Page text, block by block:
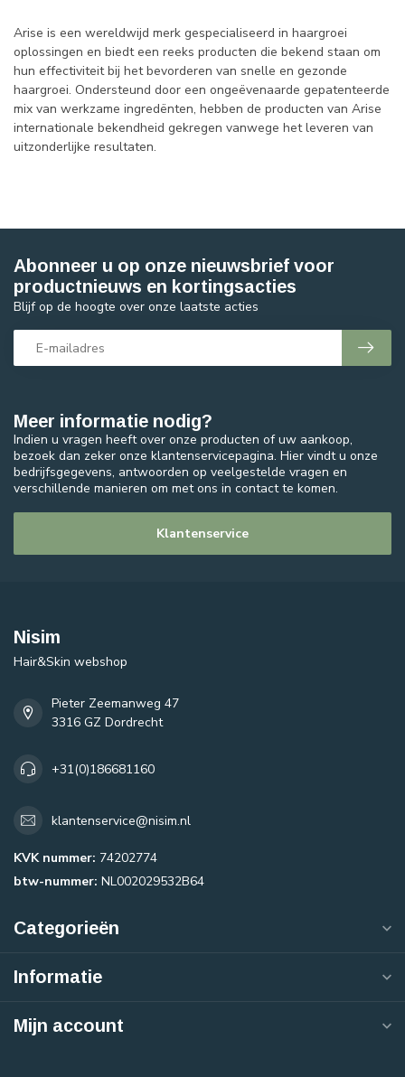
Arise is een wereldwijd merk gespecialiseerd in haargroei
oplossingen en biedt een reeks producten die bekend staan ​​om
hun effectiviteit bij het bevorderen van snelle en gezonde
haargroei. Ondersteund door een ongeëvenaarde gepatenteerde
mix van werkzame ingredënten, hebben de producten van Arise
internationale bekendheid gekregen vanwege het leveren van
uitzonderlijke resultaten.
Meer informatie nodig?
Indien u vragen heeft over onze producten of uw aankoop,
bezoek dan zeker onze klantenservicepagina. Hier vindt u onze
bedrijfsgegevens, antwoorden op veelgestelde vragen en
verschillende manieren om met ons in contact te komen.
Klantenservice
Abonneer u op onze nieuwsbrief voor
productnieuws en kortingsacties
Blijf op de hoogte over onze laatste acties
Nisim
Hair&Skin webshop
Pieter Zeemanweg 47
3316 GZ Dordrecht
+31(0)186681160
klantenservice@nisim.nl
KVK nummer: 74202774
btw-nummer: NL002029532B64
Categorieën
Informatie
Mijn account